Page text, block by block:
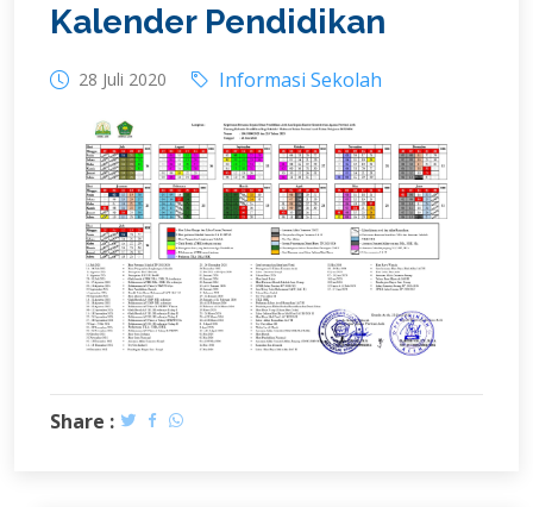
Kalender Pendidikan
28 Juli 2020 Informasi Sekolah
Share :